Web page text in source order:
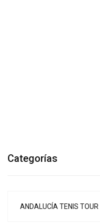
Categorías
ANDALUCÍA TENIS TOUR